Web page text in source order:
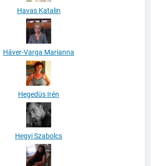
Havas Katalin
Háver-Varga Marianna
Hegedüs Irén
Hegyi Szabolcs